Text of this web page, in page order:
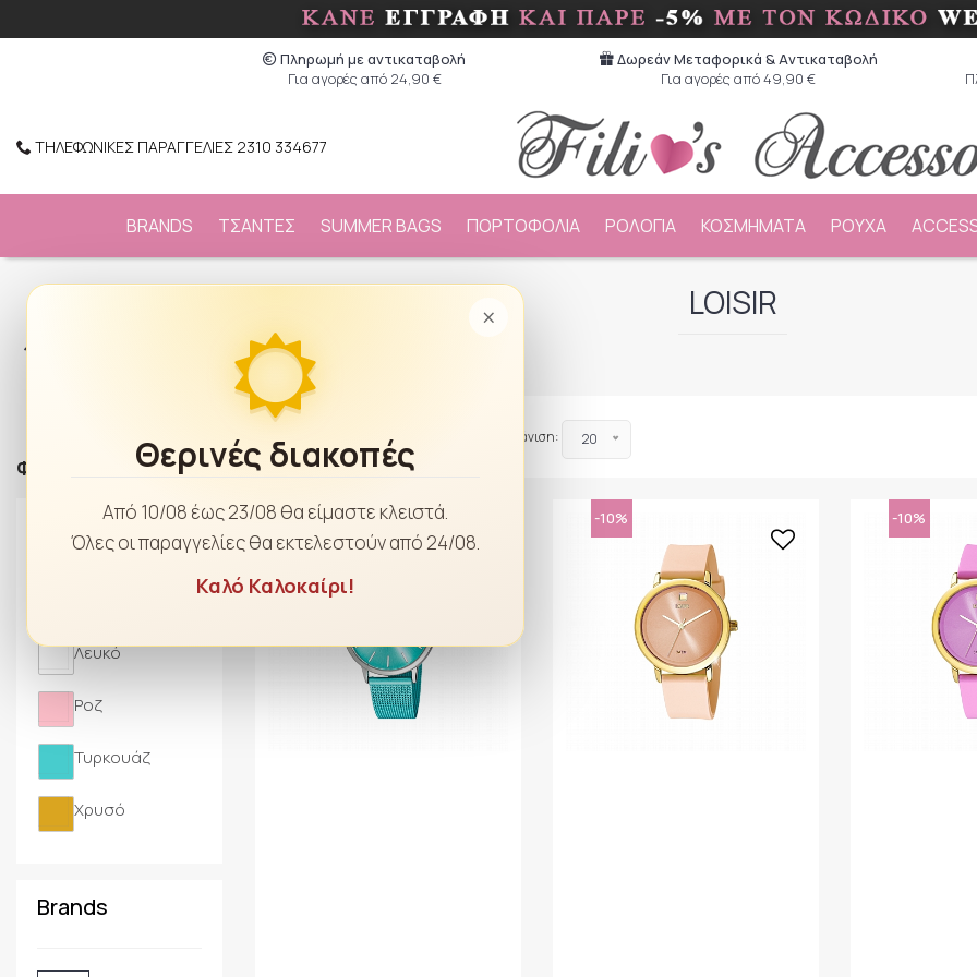
Πληρωμή με αντικαταβολή
Για αγορές από 24,90 €
Δωρεάν Μεταφορικά & Aντικαταβολή
Για αγορές από 49,90 €
ΤΗΛΕΦΩΝΙΚΕΣ ΠΑΡΑΓΓΕΛΙΕΣ 2310 334677
BRANDS ΤΣΑΝΤΕΣ SUMMER BAGS ΠΟΡΤΟΦΟΛΙΑ ΡΟΛΟΓΙΑ ΚΟΣΜΗΜΑΤΑ ΡΟΥΧΑ
×
Θερινές διακοπές
Από 10/08 έως 23/08 θα είμαστε κλειστά.
Όλες οι παραγγελίες θα εκτελεστούν από 24/08.
Καλό Καλοκαίρι!
LOISIR
Φίλτρα
Χρώμα
Λευκό
Ροζ
Τυρκουάζ
Χρυσό
Brands
Νεότερα Εμφάνιση: 20
-10% -10% -10%